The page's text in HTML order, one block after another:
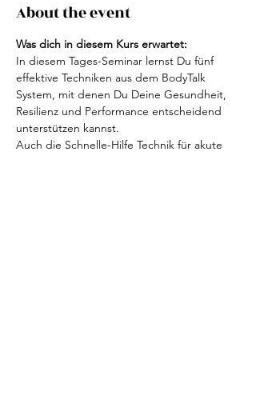
About the event
Was dich in diesem Kurs erwartet:
In diesem Tages-Seminar lernst Du fünf
effektive Techniken aus dem BodyTalk
System, mit denen Du Deine Gesundheit,
Resilienz und Performance entscheidend
unterstützen kannst.
Auch die Schnelle-Hilfe Technik für akute